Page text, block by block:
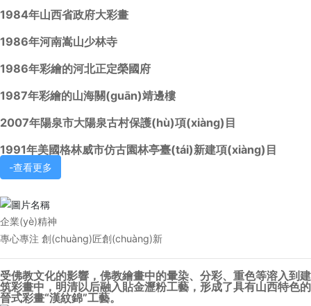
1984年山西省政府大彩畫
1986年河南嵩山少林寺
1986年彩繪的河北正定榮國府
1987年彩繪的山海關(guān)靖邊樓
2007年陽泉市大陽泉古村保護(hù)項(xiàng)目
1991年美國格林威市仿古園林亭臺(tái)新建項(xiàng)目
-查看更多
企業(yè)精神
專心專注 創(chuàng)匠創(chuàng)新
受佛教文化的影響，佛教繪畫中的暈染、分彩、重色等溶入到建
筑彩畫中，明清以后融入貼金瀝粉工藝，形成了具有山西特色的
晉式彩畫“漢紋錦”工藝。